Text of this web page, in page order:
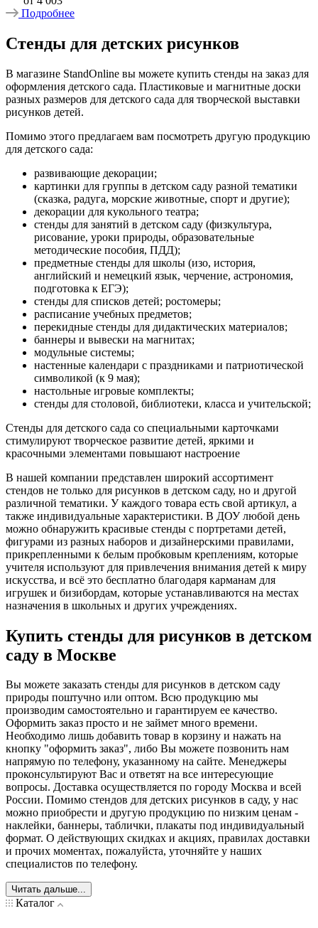
Подробнее
Стенды для детских рисунков
В магазине StandOnline вы можете купить стенды на заказ для
оформления детского сада. Пластиковые и магнитные доски
разных размеров для детского сада для творческой выставки
рисунков детей.
Помимо этого предлагаем вам посмотреть другую продукцию
для детского сада:
развивающие декорации;
картинки для группы в детском саду разной тематики
(сказка, радуга, морские животные, спорт и другие);
декорации для кукольного театра;
стенды для занятий в детском саду (физкультура,
рисование, уроки природы, образовательные
методические пособия, ПДД);
предметные стенды для школы (изо, история,
английский и немецкий язык, черчение, астрономия,
подготовка к ЕГЭ);
стенды для списков детей; ростомеры;
расписание учебных предметов;
перекидные стенды для дидактических материалов;
баннеры и вывески на магнитах;
модульные системы;
настенные календари с праздниками и патриотической
символикой (к 9 мая);
настольные игровые комплекты;
стенды для столовой, библиотеки, класса и учительской;
Стенды для детского сада со специальными карточками
стимулируют творческое развитие детей, яркими и
красочными элементами повышают настроение
В нашей компании представлен широкий ассортимент
стендов не только для рисунков в детском саду, но и другой
различной тематики. У каждого товара есть свой артикул, а
также индивидуальные характеристики. В ДОУ любой день
можно обнаружить красивые стенды с портретами детей,
фигурами из разных наборов и дизайнерскими правилами,
прикрепленными к белым пробковым креплениям, которые
учителя используют для привлечения внимания детей к миру
искусства, и всё это бесплатно благодаря карманам для
игрушек и бизибордам, которые устанавливаются на местах
назначения в школьных и других учреждениях.
Купить стенды для рисунков в детском
саду в Москве
Вы можете заказать стенды для рисунков в детском саду
природы поштучно или оптом. Всю продукцию мы
производим самостоятельно и гарантируем ее качество.
Оформить заказ просто и не займет много времени.
Необходимо лишь добавить товар в корзину и нажать на
кнопку "оформить заказ", либо Вы можете позвонить нам
напрямую по телефону, указанному на сайте. Менеджеры
проконсультируют Вас и ответят на все интересующие
вопросы. Доставка осуществляется по городу Москва и всей
России. Помимо стендов для детских рисунков в саду, у нас
можно приобрести и другую продукцию по низким ценам -
наклейки, баннеры, таблички, плакаты под индивидуальный
формат. О действующих скидках и акциях, правилах доставки
и прочих моментах, пожалуйста, уточняйте у наших
специалистов по телефону.
Читать дальше...
Каталог